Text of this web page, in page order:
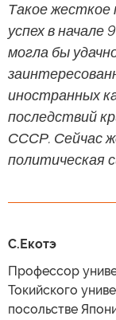
Такое
успех в начале
могла бы
иностранных
последствий
СССР. Сейчас
политическая
С.Екотэ
Профессор
Токийского
посольстве